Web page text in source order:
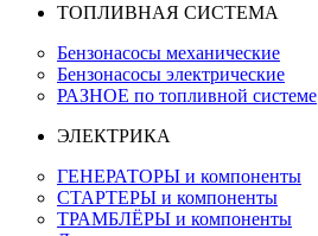
ТОПЛИВНАЯ СИСТЕМА
Бензонасосы механические
Бензонасосы электрические
РАЗНОЕ по топливной системе
ЭЛЕКТРИКА
ГЕНЕРАТОРЫ и компоненты
СТАРТЕРЫ и компоненты
ТРАМБЛЁРЫ и компоненты